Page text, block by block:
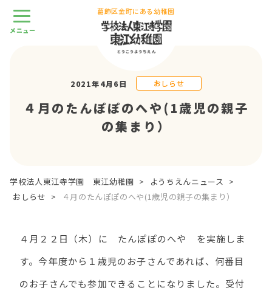
葛飾区金町にある幼稚園
2021年4月6日 おしらせ
４月のたんぽぽのへや(1歳児の親子
の集まり）
学校法人東江寺学園 東江幼稚園 > ようちえんニュース >
おしらせ > ４月のたんぽぽのへや(1歳児の親子の集まり）
４月２２日（木）に たんぽぽのへや を実施しま
す。今年度から１歳児のお子さんであれば、何番目
のお子さんでも参加できることになりました。受付